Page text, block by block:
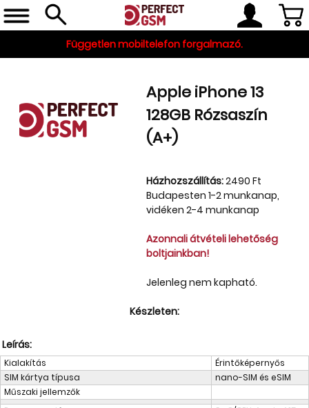
Független mobiltelefon forgalmazó.
Apple iPhone 13
128GB Rózsaszín
(A+)
Házhozszállítás:2490 Ft
Budapesten 1-2 munkanap,
vidéken 2-4 munkanap
Azonnali átvételi lehetőség
boltjainkban!
Jelenleg nem kapható.
Készleten:
Leírás:
Kialakítás
Érintőképernyős
SIM kártya típusa
nano-SIM és eSIM
Műszaki jellemzők
Telefon, tablet, okosóra
Információk
Szállítás, fizetés, garancia